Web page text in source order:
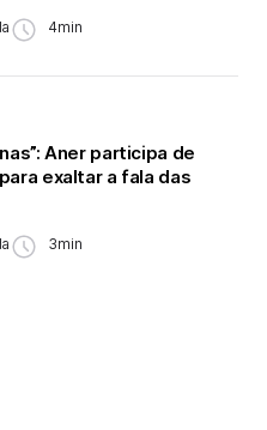
4min
Aner participa de
exaltar a fala das
3min